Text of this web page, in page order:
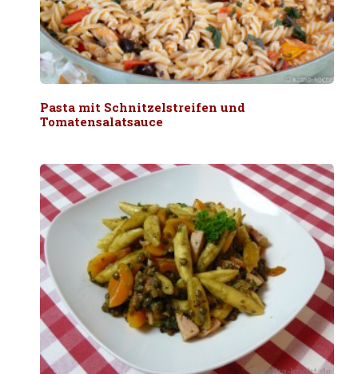
Pasta mit Schnitzelstreifen und
Tomatensalatsauce